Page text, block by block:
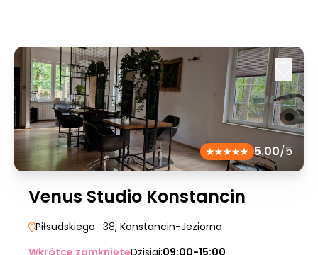
5.00/5
Venus Studio Konstancin
Piłsudskiego | 38, Konstancin-Jeziorna
Wkrótce zamknięteDzisiaj:09:00-15:00